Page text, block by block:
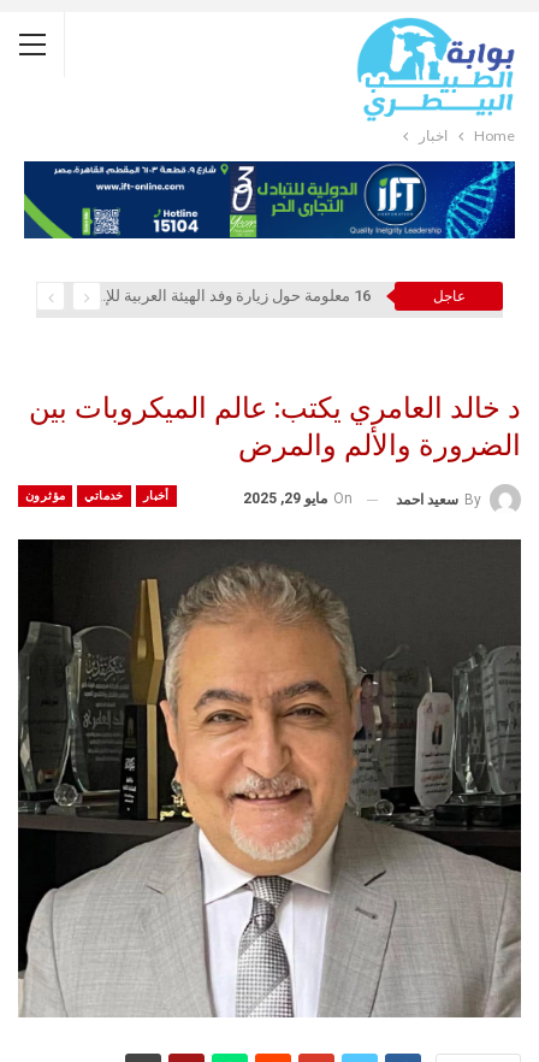
Home أخبار
عاجل 16 معلومة حول زيارة وفد الهيئة العربية للإستثمار والإنماء الزراعي إلي السعودية
د خالد العامري يكتب: عالم الميكروبات بين
الضرورة والألم والمرض
أخبار خدماتي مؤثرون By سعيد احمد On مايو 29, 2025